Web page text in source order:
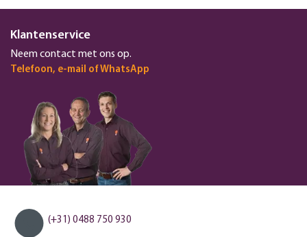
Klantenservice
Neem contact met ons op.
Telefoon, e-mail of WhatsApp
(+31) 0488 750 930